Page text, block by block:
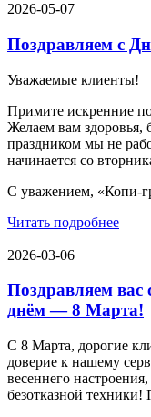
2026-05-07
Поздравляем с
Уважаемые клиенты!
Примите искренние
Желаем вам здоровья,
праздником мы не
начинается со
С уважением, «Копи-
Читать подробнее
2026-03-06
Поздравляем
днём — 8 Марта!
С 8 Марта, дорогие
доверие к нашему
весеннего
безотказной техники!